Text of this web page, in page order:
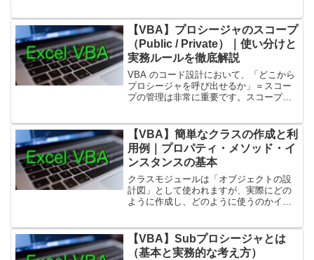
すことが目的の処理で使われます。1. F...
【VBA】プロシージャのスコープ
（Public / Private）｜使い分けと
実務ルールを徹底解説
VBA のコード設計において、「どこから
プロシージャを呼び出せるか」＝スコー
プの管理は非常に重要です。スコープを
上させることができます。本記事では、
Public / P...
【VBA】簡単なクラスの作成と利
用例｜プロパティ・メソッド・イ
ンスタンスの基本
クラスモジュールは「オブジェクトの設
計図」として使われますが、実際にどの
ように作成し、どのように使うのかイメ
クラスの作成例を紹介します。「プロパ
ティ」「メソッド」「イン...
【VBA】Subプロシージャとは
（基本と実務的な考え方）